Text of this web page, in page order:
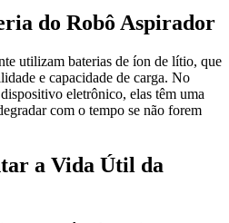
do Robô Aspirador
utilizam baterias de íon de lítio, que
e capacidade de carga. No
eletrônico, elas têm uma
com o tempo se não forem
a Vida Útil da